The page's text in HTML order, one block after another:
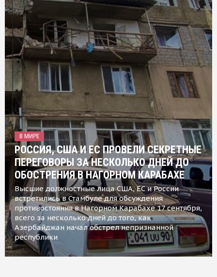
В МИРЕ
РОССИЯ, США И ЕС ПРОВЕЛИ СЕКРЕТНЫЕ
ПЕРЕГОВОРЫ ЗА НЕСКОЛЬКО ДНЕЙ ДО
ОБОСТРЕНИЯ В НАГОРНОМ КАРАБАХЕ
Высшие должностные лица США, ЕС и России
встретились в Стамбуле для обсуждения
противостояния в Нагорном Карабахе 17 сентября,
всего за несколько дней до того, как
Азербайджан начал обстрел непризнанной
республики